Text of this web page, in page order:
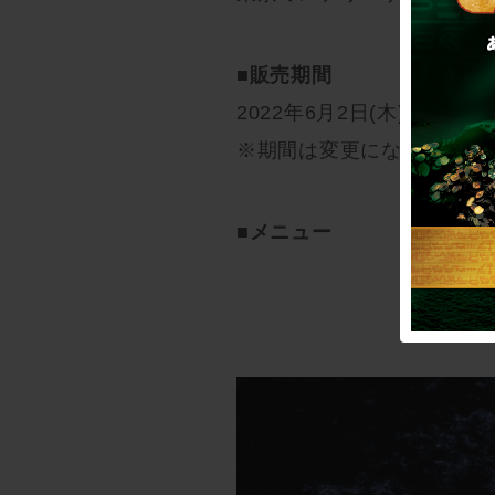
■販売期間
2022年6月2日(木)～9月2
※期間は変更になる場合が
■メニュー
火星ま